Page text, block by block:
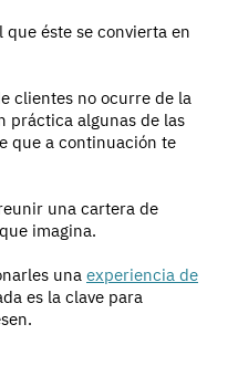
éste se convierta en
clientes no ocurre de la
práctica algunas de las
que a continuación te
una cartera de
imagina.
una experiencia de
es la clave para